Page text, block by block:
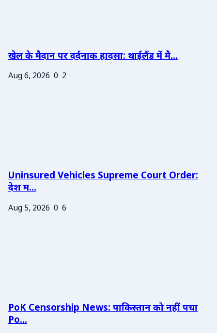
खेल के मैदान पर दर्दनाक हादसा: थाईलैंड में मै...
Aug 6, 2026 0 2
Uninsured Vehicles Supreme Court Order:
देश म...
Aug 5, 2026 0 6
PoK Censorship News: पाकिस्तान को नहीं पचा
Po...